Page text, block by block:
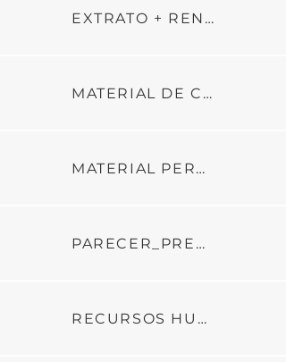
EXTRATO + RENDIMENTO
MATERIAL DE CONSUMO
MATERIAL PERMANENTE
PARECER_PREST_DE_CONTAS_2_PARCELA_ADIT_04_C_GESTAO_2024
RECURSOS HUMANOS